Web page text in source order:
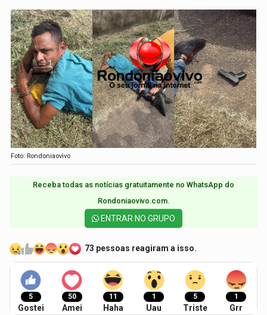
Foto: Rondoniaovivo
Receba todas as notícias gratuitamente no WhatsApp do
Rondoniaovivo.com.​
ENTRAR NO GRUPO
73 pessoas reagiram a isso.
5
Gostei
50
Amei
11
Haha
1
Uau
5
Triste
1
Grr